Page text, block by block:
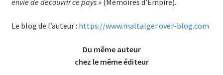
envie de découvrir ce pays» (Mémoires d’Empire).
Le blog de l’auteur : https://www.maltalger.over-blog.com
Du même auteur
chez le même éditeur